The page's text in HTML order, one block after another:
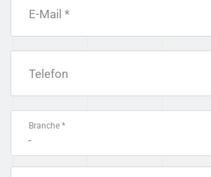
E-Mail *
Telefon
Branche *
-